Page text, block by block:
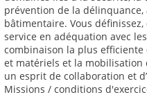
prévention de la
bâtimentaire. Vous
service en adéquation avec
combinaison la plus
et matériels et la mobilisation
un esprit de collaboration et
Missions / conditions